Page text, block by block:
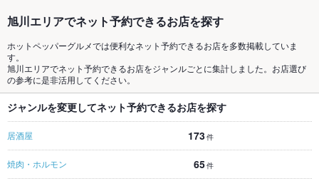
旭川エリアでネット予約できるお店を探す
ホットペッパーグルメでは便利なネット予約できるお店を多数掲載していま
す。
旭川エリアでネット予約できるお店をジャンルごとに集計しました。お店選び
の参考に是非活用してください。
ジャンルを変更してネット予約できるお店を探す
居酒屋 173件
焼肉・ホルモン 65件